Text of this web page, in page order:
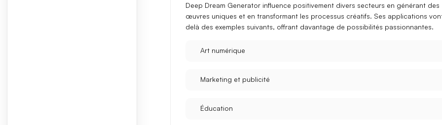
Deep Dream Generator influence positivement divers secteurs en générant des
œuvres uniques et en transformantles processus créatifs. Ses applications
delà des exemples suivants, offrant davantage de possibilités passionnantes.
Art numérique
Marketing et publicité
Éducation